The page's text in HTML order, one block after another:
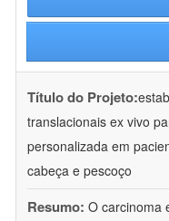
Título do Projeto:
translacionais ex vivo
personalizada em
cabeça e pescoço
Resumo: O carcinoma